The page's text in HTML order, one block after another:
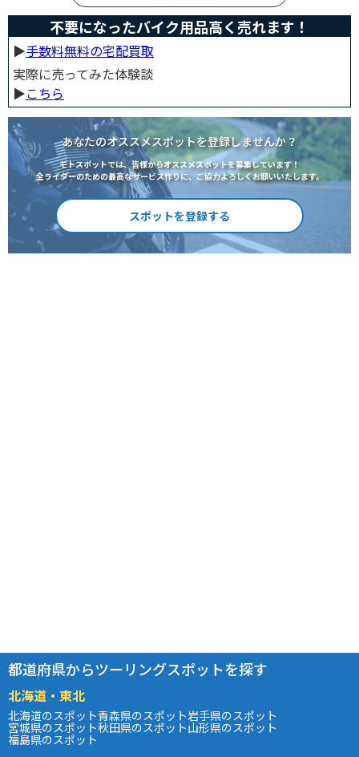
不要になったバイク用品高く売れます！
▶︎手数料無料の宅配買取
実際に売ってみた体験談
▶︎こちら
あなたのオススメスポットを登録しませんか？
モトスポットでは、皆様からオススメスポットを募集しています！
全ライダーのための最高なサービス作りに、ご協力よろしくお願いいたします。
スポットを登録する
都道府県からツーリングスポットを探す
北海道・東北
北海道のスポット青森県のスポット岩手県のスポット
宮城県のスポット秋田県のスポット山形県のスポット
福島県のスポット